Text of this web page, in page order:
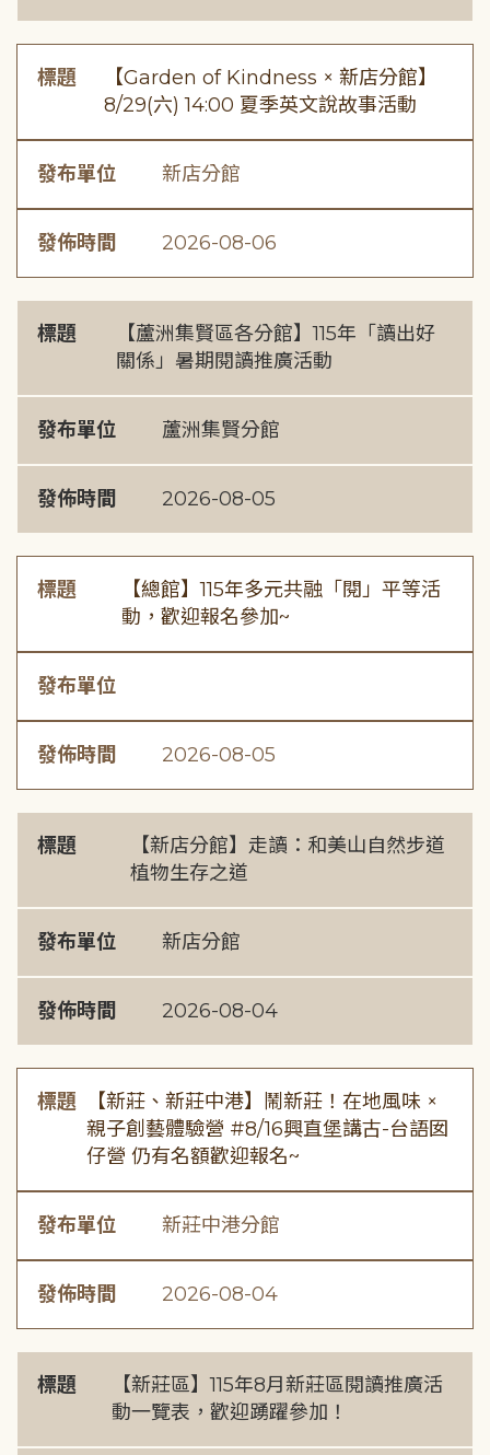
標題
【Garden of Kindness × 新店分館】
8/29(六) 14:00 夏季英文說故事活動
發布單位 新店分館
發佈時間 2026-08-06
標題
【蘆洲集賢區各分館】115年「讀出好
關係」暑期閱讀推廣活動
發布單位 蘆洲集賢分館
發佈時間 2026-08-05
標題
【總館】115年多元共融「閱」平等活
動，歡迎報名參加~
發布單位
發佈時間 2026-08-05
標題
【新店分館】走讀：和美山自然步道
植物生存之道
發布單位 新店分館
發佈時間 2026-08-04
標題
【新莊、新莊中港】鬧新莊！在地風味 ×
親子創藝體驗營 #8/16興直堡講古-台語囡
仔營 仍有名額歡迎報名~
發布單位 新莊中港分館
發佈時間 2026-08-04
標題
【新莊區】115年8月新莊區閱讀推廣活
動一覽表，歡迎踴躍參加！